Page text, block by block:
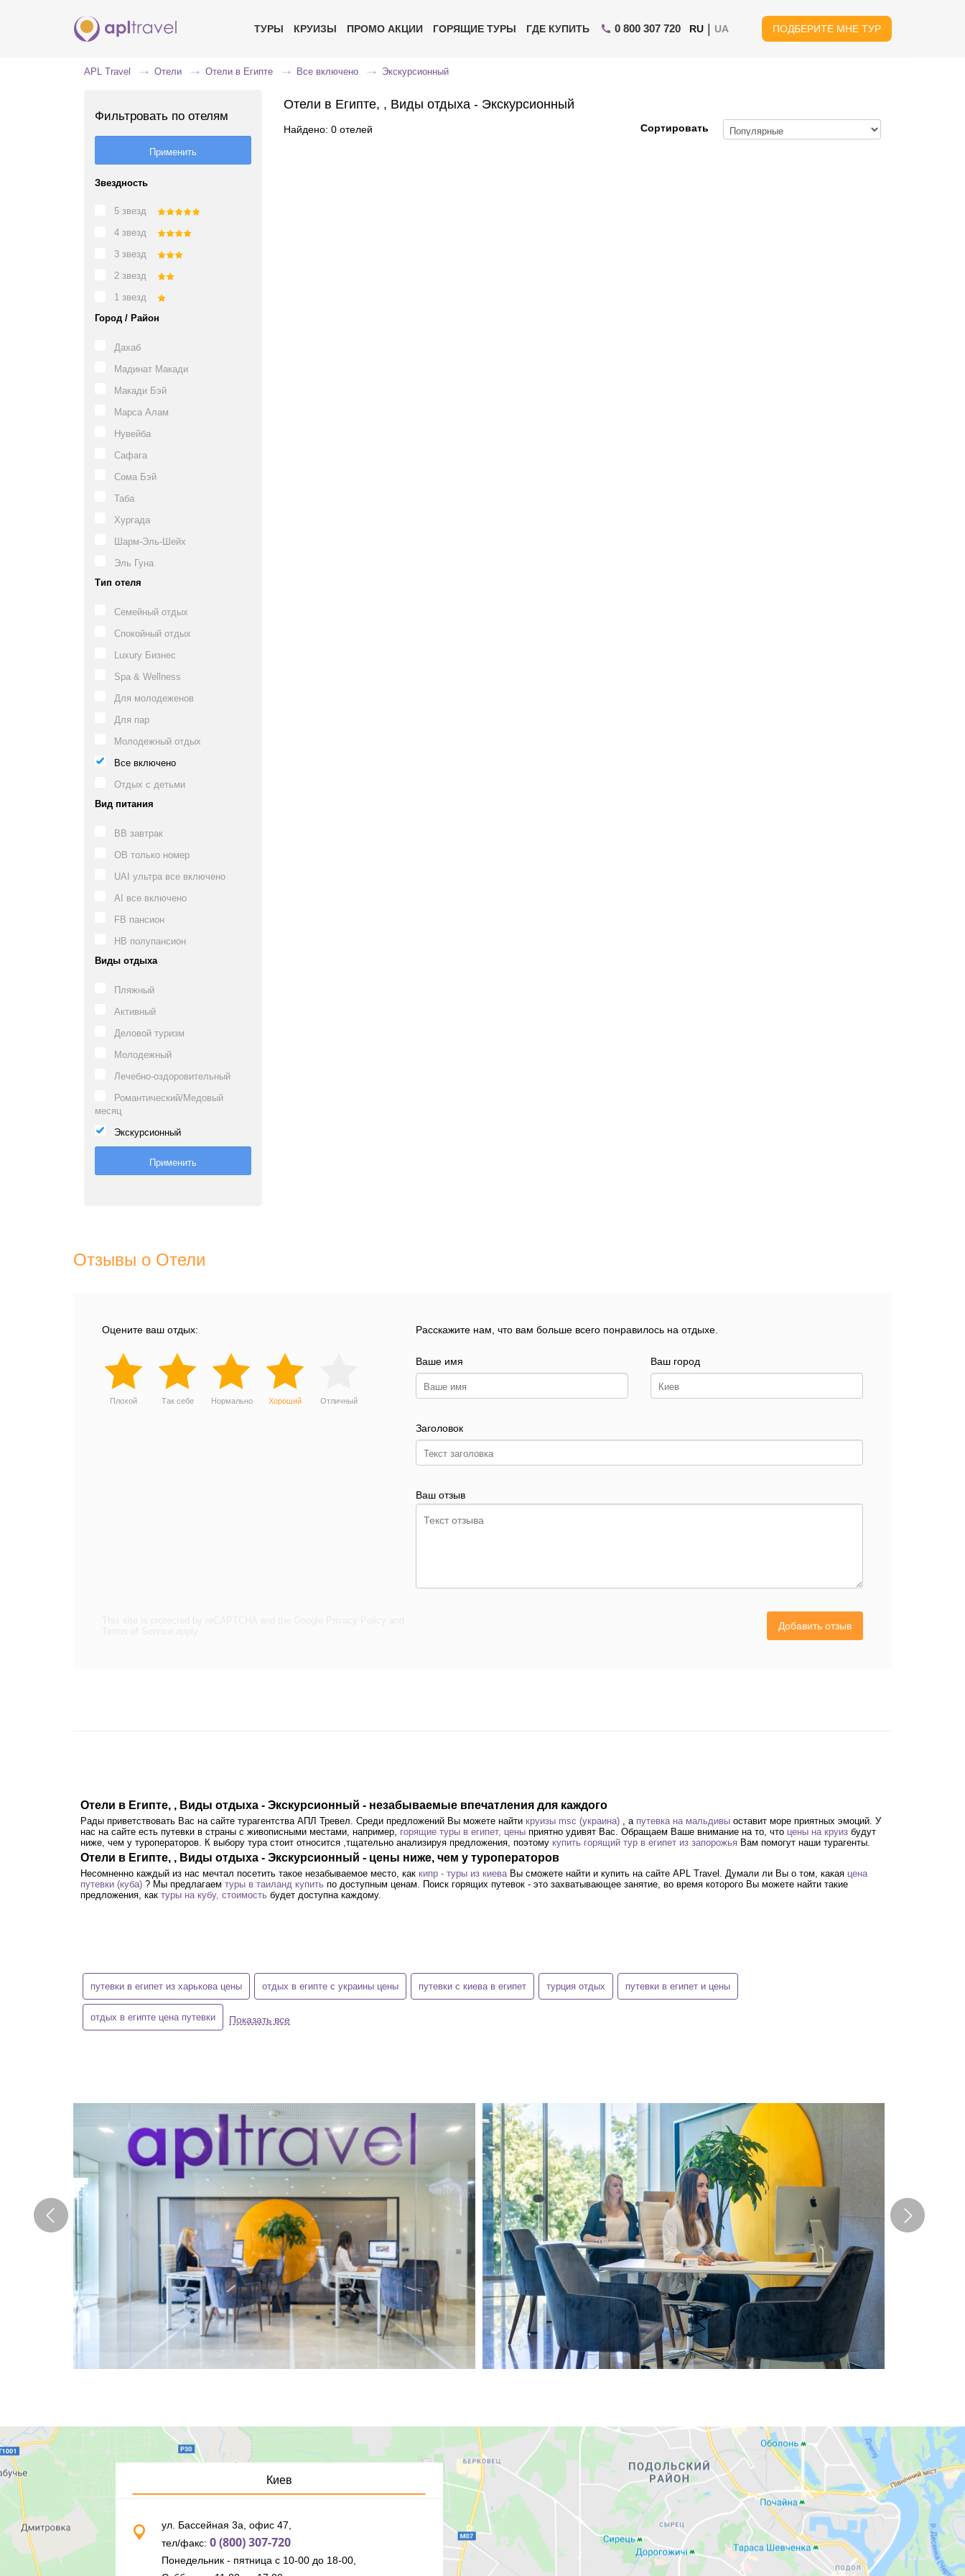
ТУРЫ КРУИЗЫ ПРОМО АКЦИИ ГОРЯЩИЕ ТУРЫ ГДЕ КУПИТЬ 0 800 307 720 RU | UA ПОДБЕРИТЕ МНЕ ТУР
APL Travel Отели Отели в Египте Все включено Экскурсионный
Фильтровать по отелям
Звездность
5 звезд
4 звезд
3 звезд
2 звезд
1 звезд
Город / Район
Дахаб
Мадинат Макади
Макади Бэй
Марса Алам
Нувейба
Сафага
Сома Бэй
Таба
Хургада
Шарм-Эль-Шейх
Эль Гуна
Тип отеля
Семейный отдых
Спокойный отдых
Luxury Бизнес
Spa & Wellness
Для молодеженов
Для пар
Молодежный отдых
Все включено
Отдых с детьми
Вид питания
BB завтрак
OB только номер
UAI ультра все включено
AI все включено
FB пансион
HB полупансион
Виды отдыха
Пляжный
Активный
Деловой туризм
Молодежный
Лечебно-оздоровительный
Романтический/Медовый
месяц
Экскурсионный
Отели в Египте, , Виды отдыха - Экскурсионный
Найдено: 0 отелей Сортировать
Отзывы о Отели
Оцените ваш отдых:
Плохой Так себе Нормально Хороший Отличный
Расскажите нам, что вам больше всего понравилось на отдыхе.
Ваше имя Ваш город
Заголовок
Ваш отзыв
Добавить отзыв
Отели в Египте, , Виды отдыха - Экскурсионный - незабываемые впечатления для каждого
Рады приветствовать Вас на сайте турагентства АПЛ Тревел. Среди предложений Вы можете найти круизы msc (украина) , а путевка на мальдивы оставит море приятных эмоций. У
нас на сайте есть путевки в страны с живописными местами, например, горящие туры в египет, цены приятно удивят Вас. Обращаем Ваше внимание на то, что цены на круиз будут
ниже, чем у туроператоров. К выбору тура стоит относится ,тщательно анализируя предложения, поэтому купить горящий тур в египет из запорожья Вам помогут наши турагенты.
Отели в Египте, , Виды отдыха - Экскурсионный - цены ниже, чем у туроператоров
Несомненно каждый из нас мечтал посетить такое незабываемое место, как кипр - туры из киеваВы сможете найти и купить на сайте APL Travel. Думали ли Вы о том, какая цена
путевки (куба) ? Мы предлагаем туры в таиланд купить по доступным ценам. Поиск горящих путевок - это захватывающее занятие, во время которого Вы можете найти такие
предложения, как туры на кубу, стоимость будет доступна каждому.
путевки в египет из харькова цены отдых в египте с украины цены путевки с киева в египет турция отдых путевки в египет и цены
отдых в египте цена путевки Показать все
Киев
ул. Бассейная 3а, офис 47,
тел/факс: 0 (800) 307-720
Понедельник - пятница с 10-00 до 18-00,